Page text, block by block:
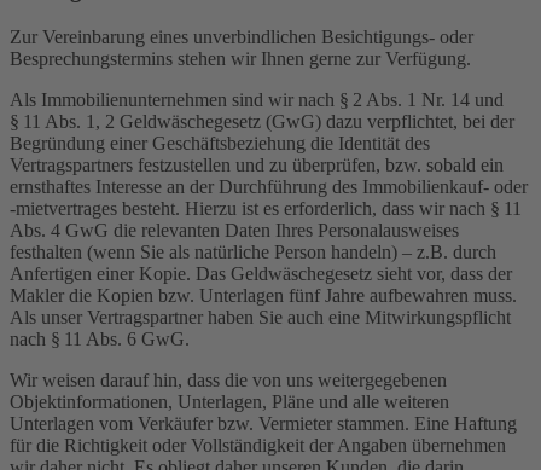
Zur Vereinbarung eines unverbindlichen Besichtigungs- oder
Besprechungstermins stehen wir Ihnen gerne zur Verfügung.
Als Immobilienunternehmen sind wir nach § 2 Abs. 1 Nr. 14 und
§ 11 Abs. 1, 2 Geldwäschegesetz (GwG) dazu verpflichtet, bei der
Begründung einer Geschäftsbeziehung die Identität des
Vertragspartners festzustellen und zu überprüfen, bzw. sobald ein
ernsthaftes Interesse an der Durchführung des Immobilienkauf- oder
-mietvertrages besteht. Hierzu ist es erforderlich, dass wir nach § 11
Abs. 4 GwG die relevanten Daten Ihres Personalausweises
festhalten (wenn Sie als natürliche Person handeln) – z.B. durch
Anfertigen einer Kopie. Das Geldwäschegesetz sieht vor, dass der
Makler die Kopien bzw. Unterlagen fünf Jahre aufbewahren muss.
Als unser Vertragspartner haben Sie auch eine Mitwirkungspflicht
nach § 11 Abs. 6 GwG.
Wir weisen darauf hin, dass die von uns weitergegebenen
Objektinformationen, Unterlagen, Pläne und alle weiteren
Unterlagen vom Verkäufer bzw. Vermieter stammen. Eine Haftung
für die Richtigkeit oder Vollständigkeit der Angaben übernehmen